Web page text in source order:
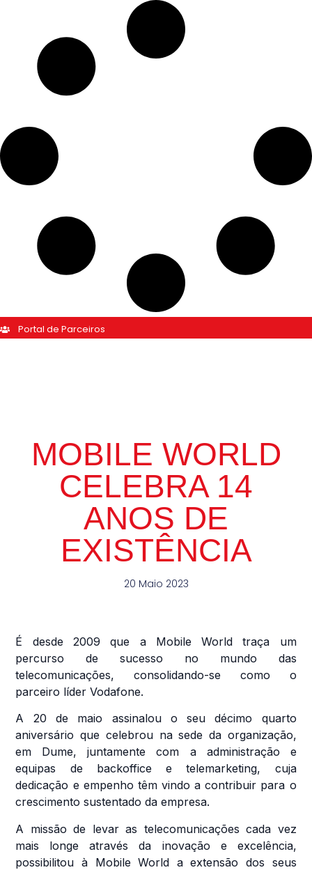
Portal de Parceiros
MOBILE WORLD
CELEBRA 14
ANOS DE
EXISTÊNCIA
20 Maio 2023
É desde 2009 que a Mobile World traça um
percurso de sucesso no mundo das
telecomunicações, consolidando-se como o
parceiro líder Vodafone.
A 20 de maio assinalou o seu décimo quarto
aniversário que celebrou na sede da organização,
em Dume, juntamente com a administração e
equipas de backoffice e telemarketing, cuja
dedicação e empenho têm vindo a contribuir para o
crescimento sustentado da empresa.
A missão de levar as telecomunicações cada vez
mais longe através da inovação e excelência,
possibilitou à Mobile World a extensão dos seus